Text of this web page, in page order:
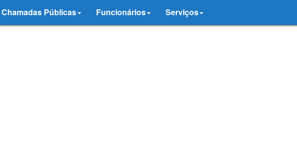
Chamadas Públicas Funcionários Serviços